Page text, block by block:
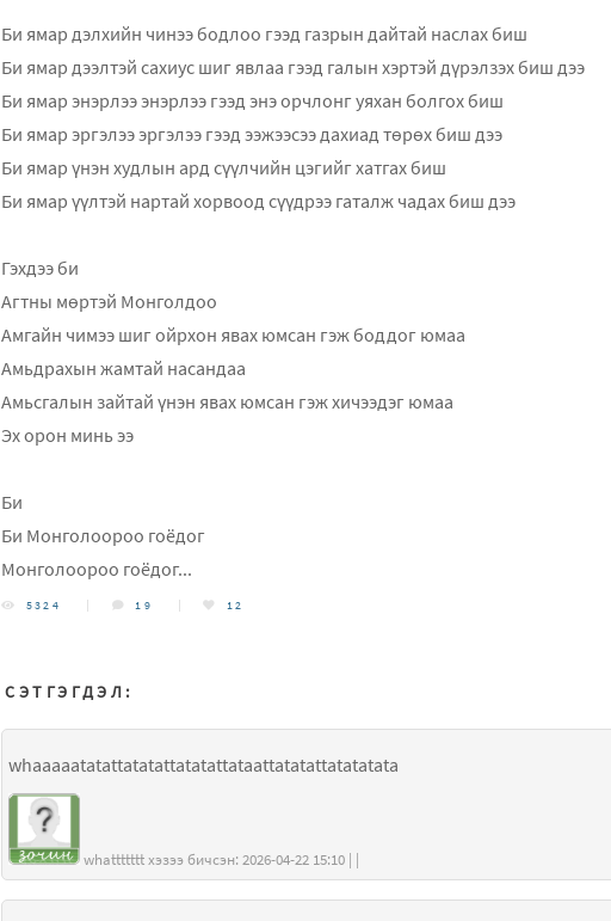
Би ямар дэлхийн чинээ бодлоо гээд газрын дайтай наслах биш
Би ямар дээлтэй сахиус шиг явлаа гээд галын хэртэй дүрэлзэх биш дээ
Би ямар энэрлээ энэрлээ гээд энэ орчлонг уяхан болгох биш
Би ямар эргэлээ эргэлээ гээд ээжээсээ дахиад төрөх биш дээ
Би ямар үнэн худлын ард сүүлчийн цэгийг хатгах биш
Би ямар үүлтэй нартай хорвоод сүүдрээ гаталж чадах биш дээ
Гэхдээ би
Агтны мөртэй Монголдоо
Амгайн чимээ шиг ойрхон явах юмсан гэж боддог юмаа
Амьдрахын жамтай насандаа
Амьсгалын зайтай үнэн явах юмсан гэж хичээдэг юмаа
Эх орон минь ээ
Би
Би Монголоороо гоёдог
Монголоороо гоёдог...
5324 19 12
СЭТГЭГДЭЛ:
whaaaaatatattatatattatatattataattatatattatatatata
whattttttt хэзээ бичсэн: 2026-04-22 15:10 | |